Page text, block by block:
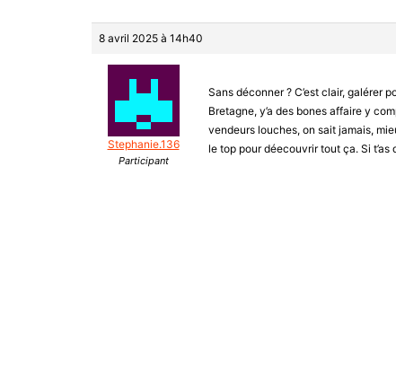
8 avril 2025 à 14h40
Stephanie.136
Participant
Sans déconner ? C’est clair, galérer
Bretagne, y’a des bones affaire y
vendeurs louches, on sait jamais,
le top pour déecouvrir tout ça. Si